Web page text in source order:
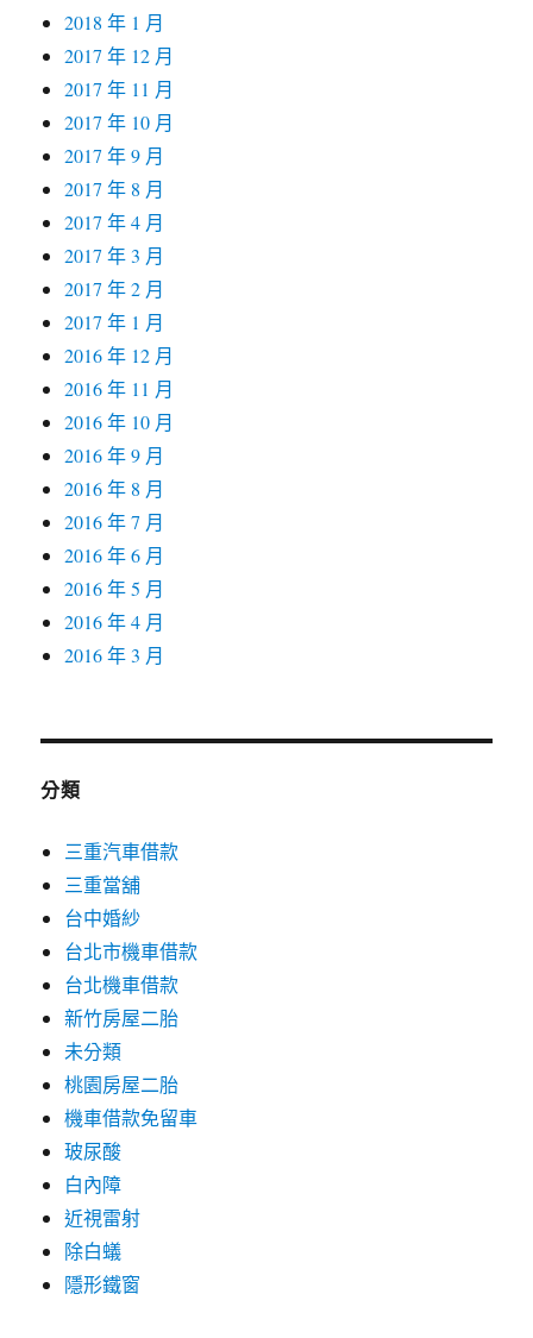
2018 年 1 月
2017 年 12 月
2017 年 11 月
2017 年 10 月
2017 年 9 月
2017 年 8 月
2017 年 4 月
2017 年 3 月
2017 年 2 月
2017 年 1 月
2016 年 12 月
2016 年 11 月
2016 年 10 月
2016 年 9 月
2016 年 8 月
2016 年 7 月
2016 年 6 月
2016 年 5 月
2016 年 4 月
2016 年 3 月
分類
三重汽車借款
三重當舖
台中婚紗
台北市機車借款
台北機車借款
新竹房屋二胎
未分類
桃園房屋二胎
機車借款免留車
玻尿酸
白內障
近視雷射
除白蟻
隱形鐵窗